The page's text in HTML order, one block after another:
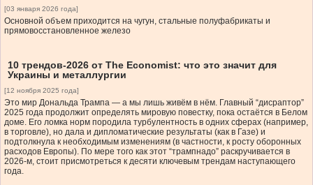
[03 января 2026 года]
Основной объем приходится на чугун, стальные полуфабрикаты и
прямовосстановленное железо
10 трендов-2026 от The Economist: что это значит для
Украины и металлургии
[12 ноября 2025 года]
Это мир Дональда Трампа — а мы лишь живём в нём. Главный “дисраптор”
2025 года продолжит определять мировую повестку, пока остаётся в Белом
доме. Его ломка норм породила турбулентность в одних сферах (например,
в торговле), но дала и дипломатические результаты (как в Газе) и
подтолкнула к необходимым изменениям (в частности, к росту оборонных
расходов Европы). По мере того как этот “трампнадо” раскручивается в
2026-м, стоит присмотреться к десяти ключевым трендам наступающего
года.